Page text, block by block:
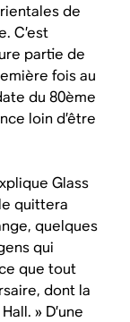
de
C’est
partie de
fois au
du 80ème
loin d’être
Glass
quittera
quelques
qui
que tout
dont la
» D’une